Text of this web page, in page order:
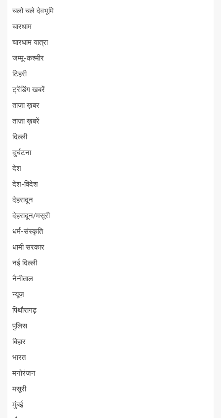
चलो चले देवभूमि
चारधाम
चारधाम यात्रा
जम्मू-कश्मीर
टिहरी
ट्रेंडिंग खबरें
ताज़ा ख़बर
ताज़ा ख़बरें
दिल्ली
दुर्घटना
देश
देश-विदेश
देहरादून
देहरादून/मसूरी
धर्म-संस्कृति
धामी सरकार
नई दिल्ली
नैनीताल
न्यूज़
पिथौरागढ़
पुलिस
बिहार
भारत
मनोरंजन
मसूरी
मुंबई